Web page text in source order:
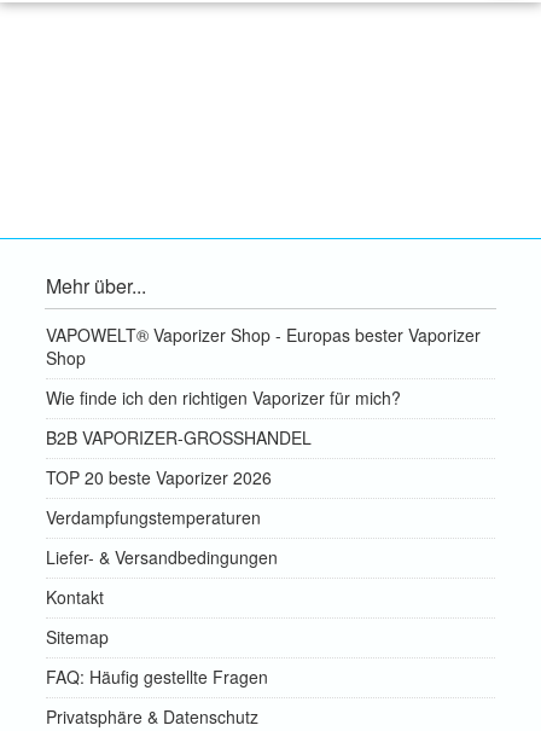
Mehr über...
VAPOWELT® Vaporizer Shop - Europas bester Vaporizer
Shop
Wie finde ich den richtigen Vaporizer für mich?
B2B VAPORIZER-GROSSHANDEL
TOP 20 beste Vaporizer 2026
Verdampfungstemperaturen
Liefer- & Versandbedingungen
Kontakt
Sitemap
FAQ: Häufig gestellte Fragen
Privatsphäre & Datenschutz